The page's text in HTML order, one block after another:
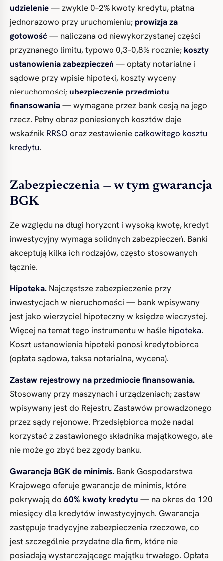
udzielenie— zwykle 0–2% kwoty kredytu, płatna
jednorazowo przy uruchomieniu; prowizja za
gotowość— naliczana od niewykorzystanej części
przyznanego limitu, typowo 0,3–0,8% rocznie; koszty
ustanowienia zabezpieczeń — opłaty notarialne i
sądowe przy wpisie hipoteki, koszty wyceny
nieruchomości; ubezpieczenie przedmiotu
finansowania— wymagane przez bank cesją na jego
rzecz. Pełny obraz poniesionych kosztów daje
wskaźnik RRSO oraz zestawieniecałkowitego kosztu
kredytu.
Zabezpieczenia — w tym gwarancja
BGK
Ze względu na długi horyzont i wysoką kwotę, kredyt
inwestycyjny wymaga solidnych zabezpieczeń. Banki
akceptują kilka ich rodzajów, często stosowanych
łącznie.
Hipoteka. Najczęstsze zabezpieczenie przy
inwestycjach w nieruchomości — bank wpisywany
jest jako wierzyciel hipoteczny w księdze wieczystej.
Więcej na temat tego instrumentu w haśle hipoteka.
Koszt ustanowienia hipoteki ponosi kredytobiorca
(opłata sądowa, taksa notarialna, wycena).
Zastaw rejestrowy na przedmiocie finansowania.
Stosowany przy maszynach i urządzeniach; zastaw
wpisywany jest do Rejestru Zastawów prowadzonego
przez sądy rejonowe. Przedsiębiorca może nadal
korzystać z zastawionego składnika majątkowego, ale
nie może go zbyć bez zgody banku.
Gwarancja BGK de minimis. Bank Gospodarstwa
Krajowego oferuje gwarancje de minimis, które
pokrywają do 60% kwoty kredytu — na okres do 120
miesięcy dla kredytów inwestycyjnych. Gwarancja
zastępuje tradycyjne zabezpieczenia rzeczowe, co
jest szczególnie przydatne dla firm, które nie
posiadają wystarczającego majątku trwałego. Opłata